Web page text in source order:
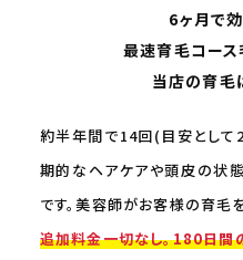
6ヶ月で効
最速育毛コー
当店の育毛
約半年間で14回(目安として
期的なヘアケアや頭皮の状
です。美容師がお客様の育毛
追加料金一切なし。180日間